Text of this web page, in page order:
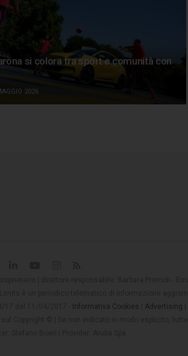
si colora tra sport e comunità con
2026
Informativa Cookies Advertising